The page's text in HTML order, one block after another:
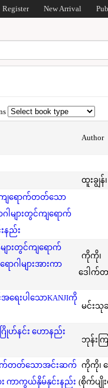
Register New Arrival
Author
ထူးချွန်
ျရောက်တတ်သော
ါများတွင်ကျရောက်
နည်း
ျားတွင်ကျရောက်
ဂါများအားကာ
ကိုကို၊
ဒေါက်တ
ေးပါသောKANJIကို
မင်းသုခ
ဟ်နင်း ဟောနည်း
ဘုန်းက
ာက်တတ်သောအင်းဆက်
ား ကာကွယ်နှိမ်နှင်းနည်း
ကိုကို၊
(စိုက်ပျိုး